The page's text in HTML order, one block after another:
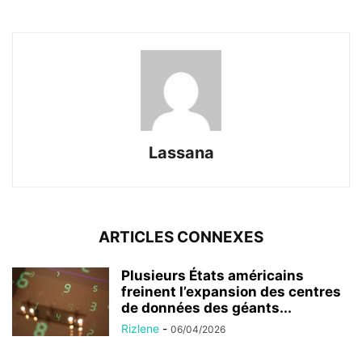
Lassana
ARTICLES CONNEXES
Plusieurs États américains
freinent l’expansion des centres
de données des géants...
Rizlene - 06/04/2026